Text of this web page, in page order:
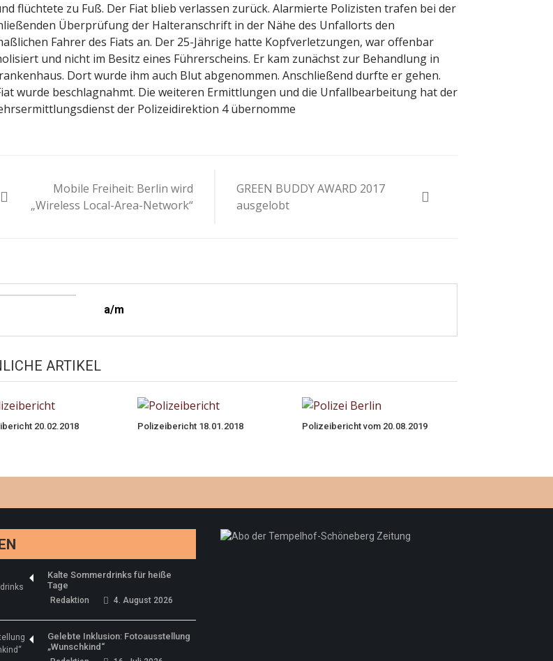
flüchtete zu Fuß. Der Fiat blieb verlassen zurück. Alarmierte Polizisten trafen bei der
Überprüfung der Halteranschrift in der Nähe des Unfallorts den
Fahrer des Fiats an. Der 25-Jährige hatte Kopfverletzungen, war offenbar
und nicht im Besitz eines Führerscheins. Er kam zunächst zur Behandlung in
Dort wurde ihm auch Blut abgenommen. Anschließend durfte er gehen.
wurde beschlagnahmt. Die weiteren Ermittlungen und die Unfallbearbeitung hat der
der Polizeidirektion 4 übernomme
Mobile Freiheit: Berlin wird
„Wireless Local-Area-Network“
GREEN BUDDY AWARD 2017
ausgelobt
a/m
ARTIKEL
20.02.2018 Polizeibericht 18.01.2018 Polizeibericht vom 20.08.2019
Kalte Sommerdrinks für heiße
Tage
Redaktion 4. August 2026
Gelebte Inklusion: Fotoausstellung
„Wunschkind“